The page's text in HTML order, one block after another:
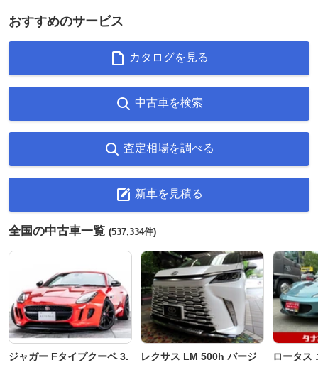
おすすめのサービス
カタログを見る
中古車を検索
査定相場を調べる
新車を見積る
全国の中古車一覧 (537,334件)
ジャガー Fタイプクーペ 3.
レクサス LM 500h バージ
ロータス